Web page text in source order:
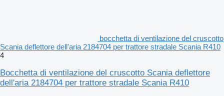
bocchetta di ventilazione del cruscotto
Scania deflettore dell'aria 2184704 per trattore stradale Scania R410
4
Bocchetta di ventilazione del cruscotto Scania deflettore
dell'aria 2184704 per trattore stradale Scania R410